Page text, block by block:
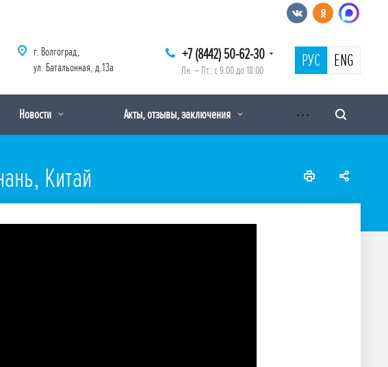
+7 (8442) 50-62-30
Пн. – Пт.: с 9:00 до 18:00 РУС ENG
г. Волгоград,
ул. Батальонная, д.13а
Новости Акты, отзывы, заключения
Китай